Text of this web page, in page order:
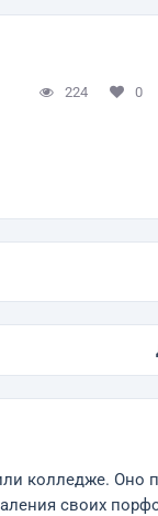
224 0
колледже. Оно
своих